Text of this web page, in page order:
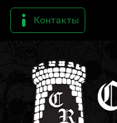
Контакты